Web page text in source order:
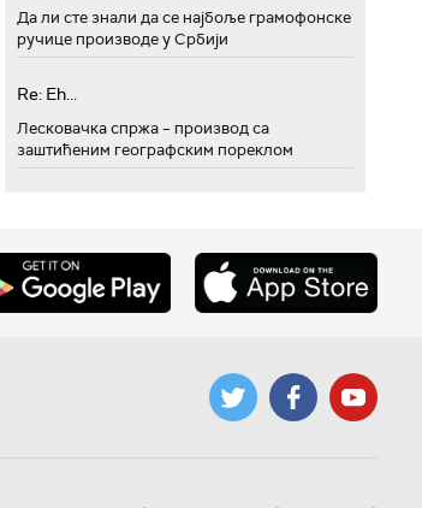
Да ли сте знали да се најбоље грамофонске
ручице производе у Србији
Re: Eh...
Лесковачка спржа – производ са
заштићеним географским пореклом